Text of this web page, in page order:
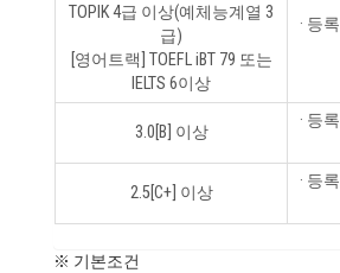
TOPIK 4급 이상(예체능계열 3
급)
[영어트랙] TOEFL iBT 79 또는
IELTS 6이상
· 등
3.0[B] 이상
· 등
2.5[C+] 이상
· 등
※ 기본조건